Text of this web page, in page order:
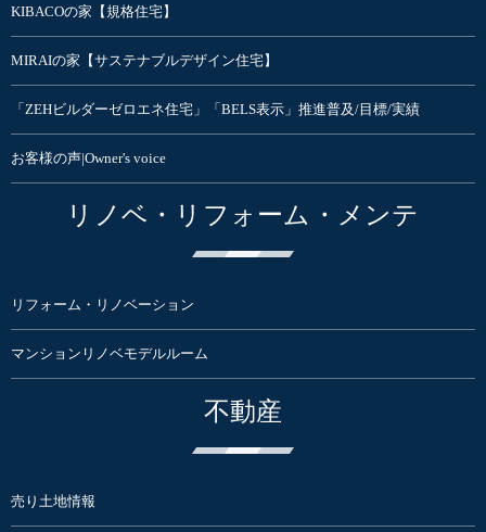
KIBACOの家【規格住宅】
MIRAIの家【サステナブルデザイン住宅】
「ZEHビルダーゼロエネ住宅」「BELS表示」推進普及/目標/実績
お客様の声|Owner's voice
リノベ・リフォーム・メンテ
リフォーム・リノベーション
マンションリノベモデルルーム
不動産
売り土地情報